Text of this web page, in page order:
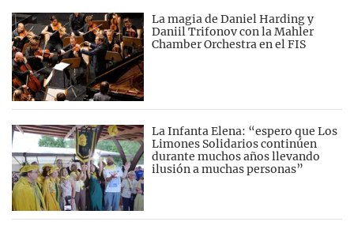
La magia de Daniel Harding y
Daniil Trifonov con la Mahler
Chamber Orchestra en el FIS
La Infanta Elena: “espero que Los
Limones Solidarios continúen
durante muchos años llevando
ilusión a muchas personas”